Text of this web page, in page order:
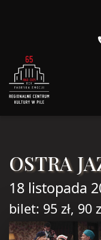
OSTRA
18 listopada
bilet: 95 zł, 90